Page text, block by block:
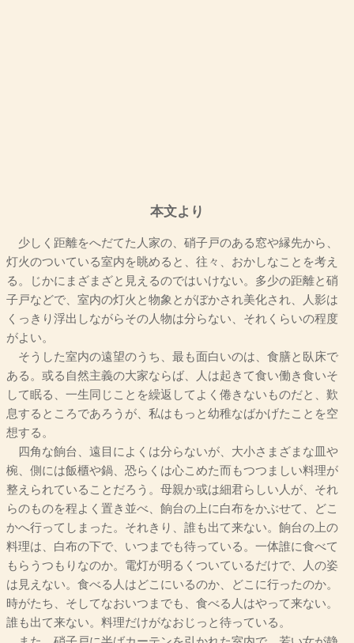
本文より
少しく距離をへだてた人家の、硝子戸のある窓や縁先から、
灯火のついている室内を眺めると、往々、おかしなことを考え
る。じかにまざまざと見えるのではいけない。多少の距離と硝
子戸などで、室内の灯火と物象とがぼかされ美化され、人影は
くっきり浮出しながらその人物は分らない、それくらいの程度
がよい。
そうした室内の遠望のうち、最も面白いのは、食膳と臥床で
ある。或る自然主義の大家ならば、人は起きて食い働き食いそ
して眠る、一生同じことを繰返してよく倦きないものだと、歎
息するところであろうが、私はもっと幼稚なばかげたことを空
想する。
四角な餉台、遠目によくは分らないが、大小さまざまな皿や
椀、側には飯櫃や鍋、恐らくは心こめた而もつつましい料理が
整えられていることだろう。母親か或は細君らしい人が、それ
らのものを程よく置き並べ、餉台の上に白布をかぶせて、どこ
かへ行ってしまった。それきり、誰も出て来ない。餉台の上の
料理は、白布の下で、いつまでも待っている。一体誰に食べて
もらうつもりなのか。電灯が明るくついているだけで、人の姿
は見えない。食べる人はどこにいるのか、どこに行ったのか。
時がたち、そしてなおいつまでも、食べる人はやって来ない。
誰も出て来ない。料理だけがなおじっと待っている。